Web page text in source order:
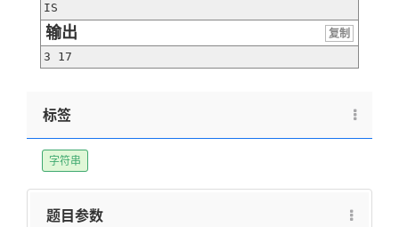
IS
输出
复制
3 17
标签
字符串
题目参数